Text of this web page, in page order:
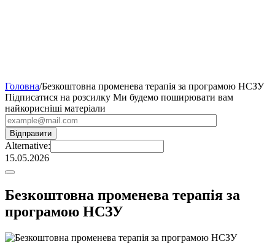
Головна/Безкоштовна променева терапія за програмою НСЗУ
Підписатися на розсилку Ми будемо поширювати вам
найкорисніші матеріали
Alternative:
15.05.2026
Безкоштовна променева терапія за
програмою НСЗУ